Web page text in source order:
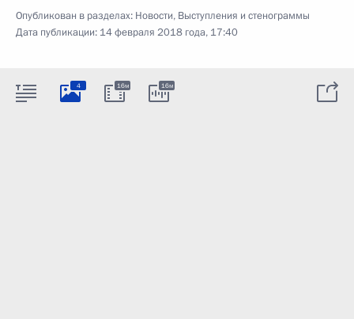
Опубликован в разделах: Новости, Выступления и стенограммы
Дата публикации: 14 февраля 2018 года, 17:40
4 16м 16м